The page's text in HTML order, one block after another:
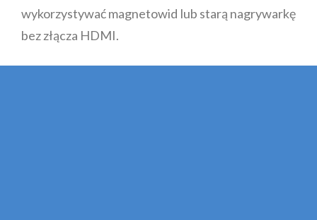
wykorzystywać magnetowid lub starą nagrywarkę
bez złącza HDMI.